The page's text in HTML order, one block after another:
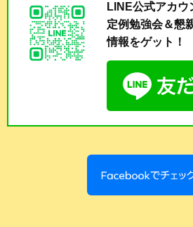
LINE公式アカウ
定例勉強会＆懇
情報をゲット！